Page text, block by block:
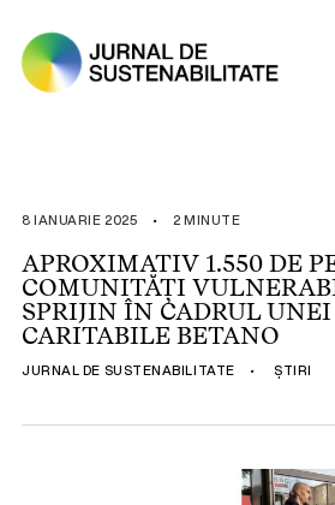
ȘTIRI
OPINII
ESG
LEGISLAȚIE
BUNE PRACTICI
8 IANUARIE 2025 • 2 MINUTE
APROXIMATIV 1.550 DE
COMUNITĂȚI
SPRIJIN ÎN CADRUL
CARITABILE BETANO
JURNAL DE SUSTENABILITATE • ȘTIRI